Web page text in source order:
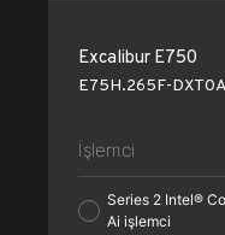
Excalibur E750
E75H.265F-
İşlemci
Series 2 Intel®
Ai işlemci